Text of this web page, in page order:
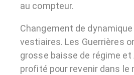
au compteur.
Changement de
vestiaires. Les Guerrières
grosse baisse de régime et
profité pour revenir dans le